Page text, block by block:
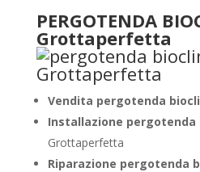
PERGOTENDA
Grottaperfetta
Vendita pergotenda
Installazione
Grottaperfetta
Riparazione pergotenda